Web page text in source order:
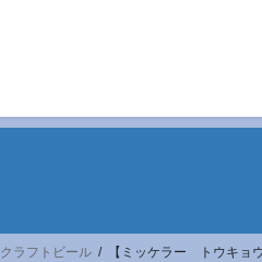
クラフトビール 【ミッケラー トウキョ